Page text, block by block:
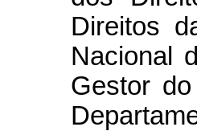
Direitos
Nacional
Gestor